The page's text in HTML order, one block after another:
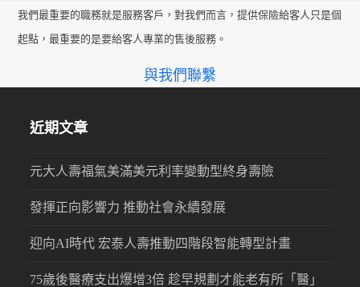
post:
post:
我們最重要的職務就是服務客戶，對我們而言，提供保險給客人只是個
起點，最重要的是要給客人專業的售後服務。
與我們聯繫
近期文章
元大人壽福氣美滿美元利率變動型終身壽險
發揮正向影響力 推動社會永續發展
迎向AI時代 宏泰人壽推動四階段智能轉型計畫
75歲後醫療支出爆增3倍 趁早規劃才能老有所「醫」